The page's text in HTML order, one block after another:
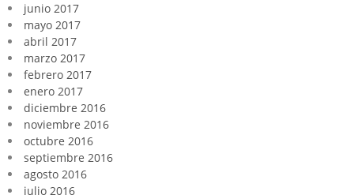
junio 2017
mayo 2017
abril 2017
marzo 2017
febrero 2017
enero 2017
diciembre 2016
noviembre 2016
octubre 2016
septiembre 2016
agosto 2016
julio 2016